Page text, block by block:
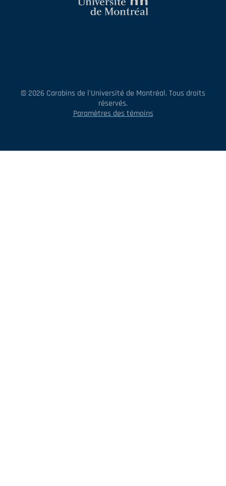
© 2026 Carabins de l'Université de Montréal. Tous droits
réservés.
Paramètres des témoins